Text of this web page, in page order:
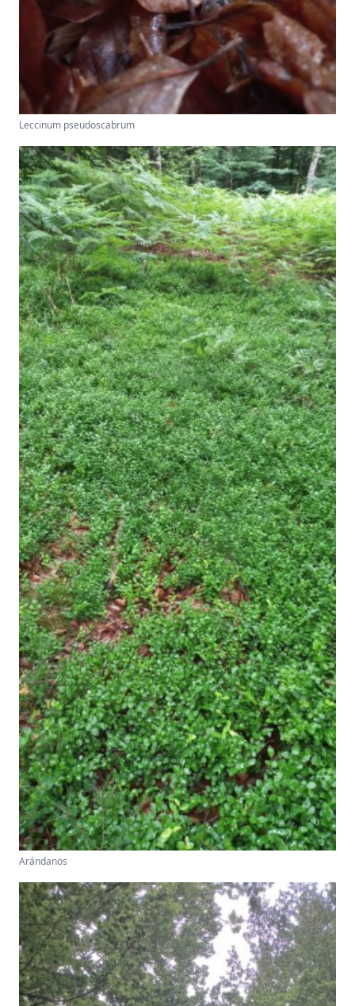
Leccinum pseudoscabrum
Arándanos